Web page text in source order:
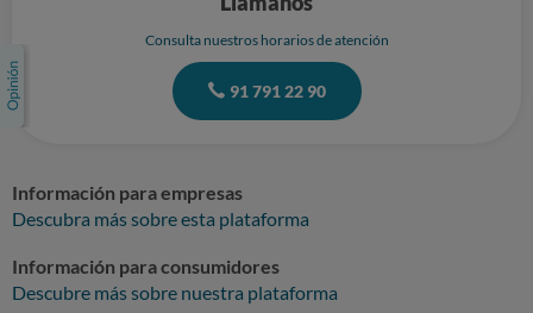
Consulta nuestros horarios de atención
91 791 22 90
Información para empresas
Descubra más sobre esta plataforma
Información para consumidores
Descubre más sobre nuestra plataforma